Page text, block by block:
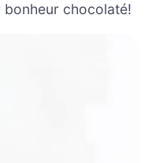
bonheur chocolaté!